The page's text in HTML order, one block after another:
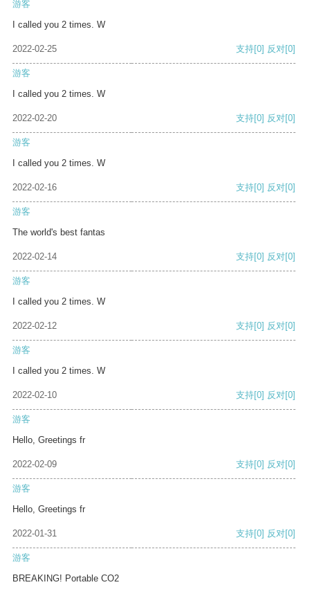
游客
I called you 2 times. W
2022-02-25 支持[0] 反对[0]
游客
I called you 2 times. W
2022-02-20 支持[0] 反对[0]
游客
I called you 2 times. W
2022-02-16 支持[0] 反对[0]
游客
The world's best fantas
2022-02-14 支持[0] 反对[0]
游客
I called you 2 times. W
2022-02-12 支持[0] 反对[0]
游客
I called you 2 times. W
2022-02-10 支持[0] 反对[0]
游客
Hello, Greetings fr
2022-02-09 支持[0] 反对[0]
游客
Hello, Greetings fr
2022-01-31 支持[0] 反对[0]
游客
BREAKING! Portable CO2